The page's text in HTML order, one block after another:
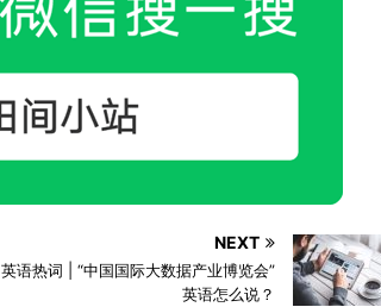
NEXT
英语热词 | “中国国际大数据产业博览会”
英语怎么说？